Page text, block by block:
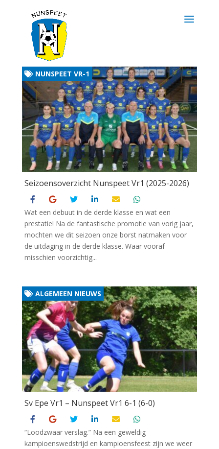
Seizoensoverzicht Nunspeet Vr1 (2025-2026)
NUNSPEET VR-1
Wat een debuut in de derde klasse en wat een
prestatie! Na de fantastische promotie van vorig jaar,
mochten we dit seizoen onze borst natmaken voor
de uitdaging in de derde klasse. Waar vooraf
misschien voorzichtig...
Sv Epe Vr1 – Nunspeet Vr1 6-1 (6-0)
ALGEMEEN NIEUWS
“Loodzwaar verslag.” Na een geweldig
kampioenswedstrijd en kampioensfeest zijn we weer